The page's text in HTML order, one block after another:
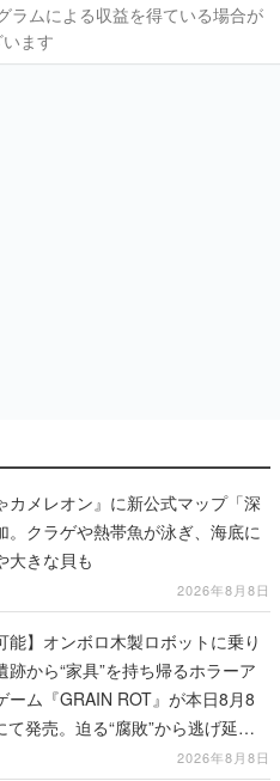
ラムによる収益を得ている場合が
います
カメレオン』に新公式マップ「深
。クラゲや熱帯魚が泳ぎ、海底に
大きな貝も
2026年8月8日
能】オンボロ木製ロボットに乗り
跡から“家具”を持ち帰るホラーア
ーム『GRAIN ROT』が本日8月8
て発売。迫る“腐敗”から逃げ延
2026年8月8日